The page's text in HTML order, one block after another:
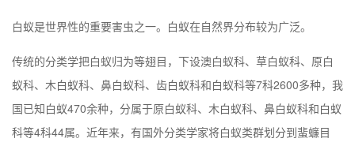
白蚁是世界性的重要害虫之一。白蚁在自然界分布较为广泛。
传统的分类学把白蚁归为等翅目，下设澳白蚁科、草白蚁科、原白
蚁科、木白蚁科、鼻白蚁科、齿白蚁科和白蚁科等7科2600多种，我
国已知白蚁470余种，分属于原白蚁科、木白蚁科、鼻白蚁科和白蚁
科等4科44属。近年来，有国外分类学家将白蚁类群划分到蜚蠊目